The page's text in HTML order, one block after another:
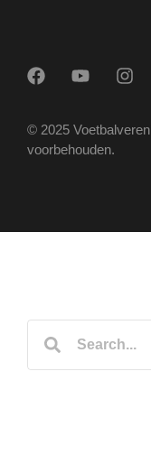
© 2025
voorbehouden.